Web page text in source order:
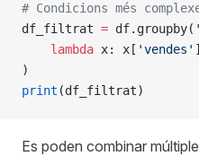
# Condicions més
df_filtrat = df.groupby(
    lambda
x: x[ 'vendes'
)
print (df_filtrat)
Es poden combinar